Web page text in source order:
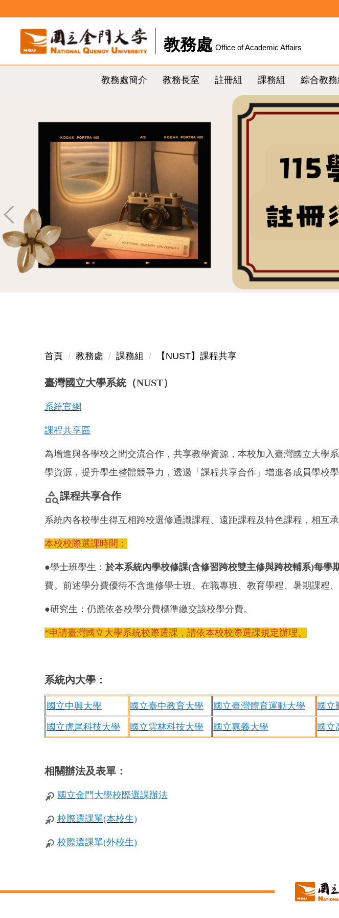
內
教務處 Office of Academic Affairs
教務處簡介 教務長室 註冊組 課務組 綜合教務
首頁 教務處 課務組 【NUST】課程共享
臺灣國立大學系統（NUST）
系統官網
課程共享區
為增進與各學校之間交流合作，共享教學資源，本校加入臺灣國立大學
學資源，提升學生整體競爭力，透過「課程共享合作」增進各成員學校
課程共享合作
系統內各校學生得互相跨校選修通識課程、遠距課程及特色課程，相互
本校校際選課時間：
●學士班學生： 於本系統內學校修課(含修習跨校雙主修與跨校輔系)每學
費。前述學分費優待不含進修學士班、在職專班、教育學程、暑期課程
●研究生：仍應依各校學分費標準繳交該校學分費。
*申請臺灣國立大學系統校際選課，請依本校校際選課規定辦理。
系統內大學：
國立中興大學 國立臺中教育大學 國立臺灣體育運動大學 國立
國立虎尾科技大學 國立雲林科技大學 國立嘉義大學 國立
相關辦法及表單：
國立金門大學校際選課辦法
校際選課單(本校生)
校際選課單(外校生)